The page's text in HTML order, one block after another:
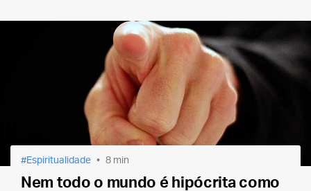
Espiritualidade 8 min
Nem todo o mundo é hipócrita como